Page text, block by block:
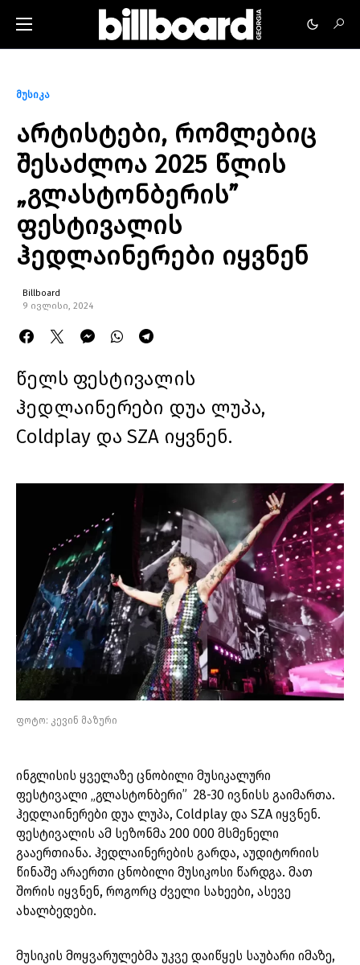
მუსიკა
არტისტები, რომლებიც
შესაძლოა 2025 წლის
„გლასტონბერის”
ფესტივალის
ჰედლაინერები იყვნენ
Billboard
9 ივლისი, 2024
წელს ფესტივალის
ჰედლაინერები დუა ლუპა,
Coldplay და SZA იყვნენ.
ფოტო: კევინ მაზური
ინგლისის ყველაზე ცნობილი მუსიკალური
ფესტივალი „გლასტონბერი” 28-30 ივნისს გაიმართა.
ჰედლაინერები დუა ლუპა, Coldplay და SZA იყვნენ.
ფესტივალის ამ სეზონმა 200 000 მსმენელი
გააერთიანა. ჰედლაინერების გარდა, აუდიტორიის
წინაშე არაერთი ცნობილი მუსიკოსი წარდგა. მათ
შორის იყვნენ, როგორც ძველი სახეები, ასევე
ახალბედები.
მუსიკის მოყვარულებმა უკვე დაიწყეს საუბარი იმაზე,